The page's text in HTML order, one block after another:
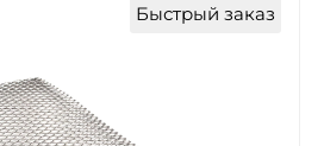
Быстрый заказ